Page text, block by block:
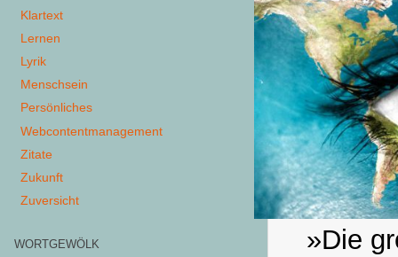
»Die
Klartext
Lernen
Lyrik
Menschsein
Persönliches
Webcontentmanagement
Zitate
Zukunft
Zuversicht
WORTGEWÖLK